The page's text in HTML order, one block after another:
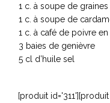
1 c. à soupe de
1 c. à soupe de
1 c. à café de poivre en
3 baies de genièvre
5 cl d’huile sel
[produit